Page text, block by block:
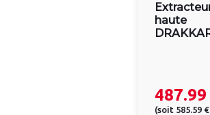
haute
487.99
(soit 585.59 €